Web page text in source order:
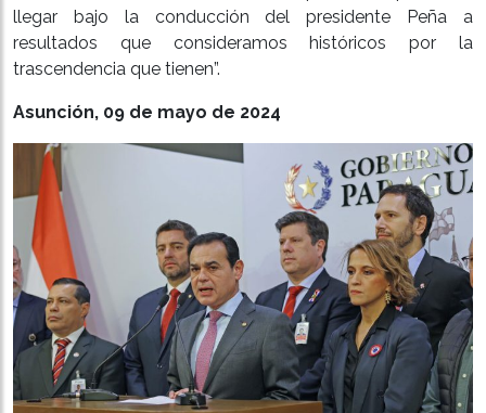
llegar bajo la conducción del presidente Peña a
resultados que consideramos históricos por la
trascendencia que tienen”.
Asunción, 09 de mayo de 2024